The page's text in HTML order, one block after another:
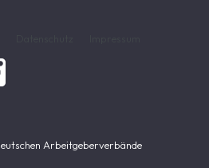
Arbeitgeberverbände